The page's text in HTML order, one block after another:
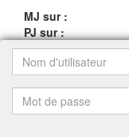
MJ sur :
PJ sur :